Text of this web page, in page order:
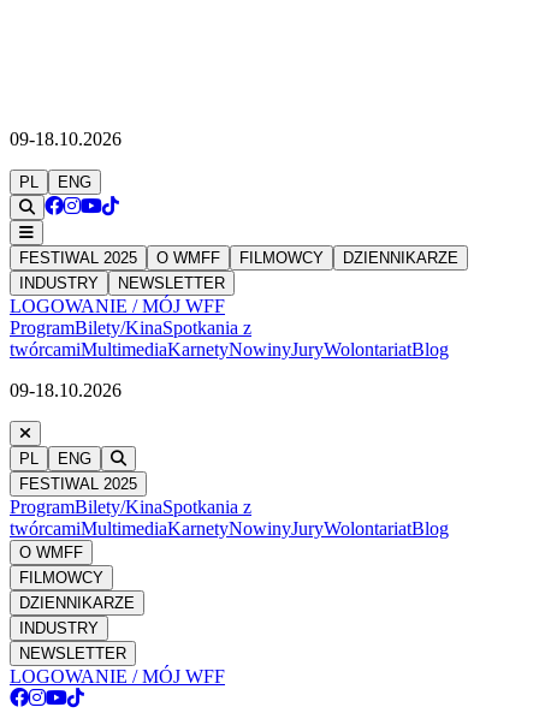
09-18.10.2026
PL ENG
FESTIWAL 2025 O WMFF FILMOWCY
DZIENNIKARZE
INDUSTRY
NEWSLETTER
LOGOWANIE / MÓJ WFF
ProgramBilety/KinaSpotkania z
twórcamiMultimediaKarnetyNowinyJuryWolontariatBlog
09-18.10.2026
PL
ENG
FESTIWAL 2025
ProgramBilety/KinaSpotkania z
twórcamiMultimediaKarnetyNowinyJuryWolontariatBlog
O WMFF
FILMOWCY
DZIENNIKARZE
INDUSTRY
NEWSLETTER
LOGOWANIE / MÓJ WFF